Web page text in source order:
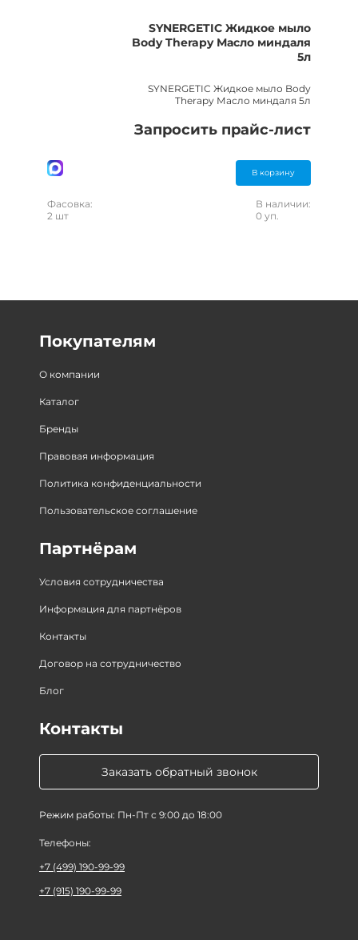
SYNERGETIC Жидкое мыло
Body Therapy Масло миндаля
5л
SYNERGETIC Жидкое мыло Body
Therapy Масло миндаля 5л
Запросить прайс-лист
В корзину
Фасовка:
2 шт
В наличии:
0 уп.
Покупателям
О компании
Каталог
Бренды
Правовая информация
Политика конфиденциальности
Пользовательское соглашение
Партнёрам
Условия сотрудничества
Информация для партнёров
Контакты
Договор на сотрудничество
Блог
Заказать обратный звонок
Режим работы: Пн-Пт с 9:00 до 18:00
Контакты
Телефоны:
+7 (499) 190-99-99
+7 (915) 190-99-99